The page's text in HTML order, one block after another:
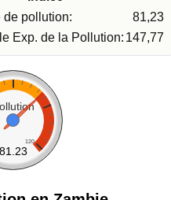
de pollution:
81,23
Exp. de la Pollution: 147,77
120
81.23